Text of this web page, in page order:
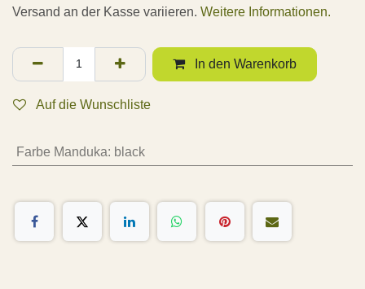
Versand an der Kasse variieren. Weitere Informationen.
In den Warenkorb
Auf die Wunschliste
Farbe Manduka: black